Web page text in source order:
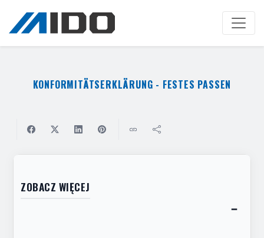
Hauptinhalt
springen
KONFORMITÄTSERKLÄRUNG - FESTES PASSEN
ZOBACZ WIĘCEJ
−